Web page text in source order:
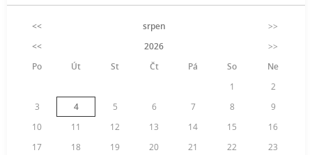
<< srpen
>>
<<
2026
>>
Po
Út St Čt Pá So
Ne
1
2
3
4 5 6 7 8
9
10
11 12 13 14 15
16
17
18 19 20 21 22
23